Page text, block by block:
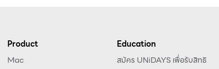
Product
Mac
Education
สมัคร UNiDAYS เพื่อรับสิทธิ